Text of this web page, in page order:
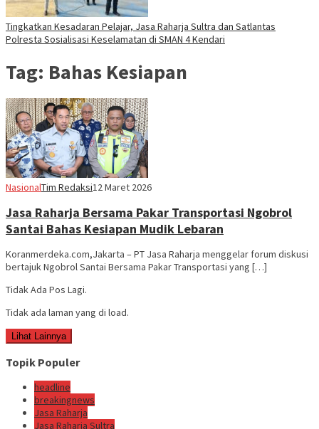
Tingkatkan Kesadaran Pelajar, Jasa Raharja Sultra dan Satlantas
Polresta Sosialisasi Keselamatan di SMAN 4 Kendari
Tag: Bahas Kesiapan
NasionalTim Redaksi12 Maret 2026
Jasa Raharja Bersama Pakar Transportasi Ngobrol
Santai Bahas Kesiapan Mudik Lebaran
Koranmerdeka.com,Jakarta – PT Jasa Raharja menggelar forum diskusi
bertajuk Ngobrol Santai Bersama Pakar Transportasi yang […]
Tidak Ada Pos Lagi.
Tidak ada laman yang di load.
Lihat Lainnya
Topik Populer
headline
breakingnews
Jasa Raharja
Jasa Raharja Sultra